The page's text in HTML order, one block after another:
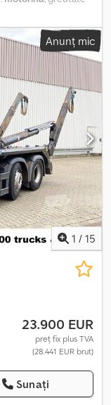
spațiului de
2.300 mm
2020,
, Nouă benă
puncte de
sferică 3,5T,
oglinzi
buy-back
Dksdoy
Anunț mic
1 / 15
23.900 EUR
preț fix plus TVA
(28.441 EUR brut)
Sunați